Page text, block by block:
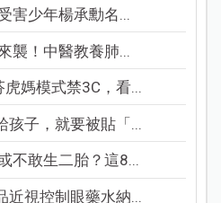
害少年楊承勳名...
襲！中醫教養肺...
媽模式禁3C，看...
孩子，就要被貼「...
不敢生二胎？這8...
近視控制眼藥水納...